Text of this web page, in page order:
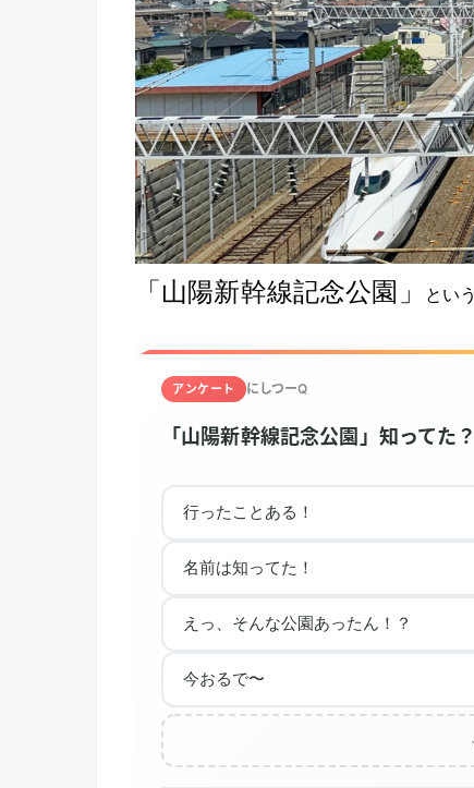
「山陽新幹線記念公園」 とい
アンケート にしつーQ
「山陽新幹線記念公園」知ってた？
行ったことある！
名前は知ってた！
えっ、そんな公園あったん！？
今おるで〜